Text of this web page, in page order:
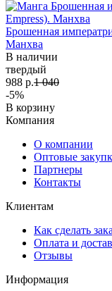
Брошенная
Манхва
В наличии
твердый
988 р.1 040
-5%
В корзину
Компания
О компании
Оптовые
Партнеры
Контакты
Клиентам
Как сделать
Оплата и
Отзывы
Информация